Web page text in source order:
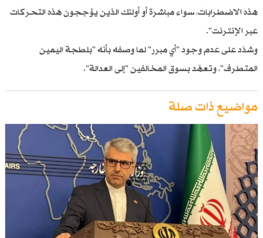
هذه الاضطرابات، سواء مباشرة أو أولئك الذين يؤججون هذه التحركات
عبر الإنترنت".
وشدّد على عدم وجود "أي مبرر" لما وصفه بأنه "بلطجة اليمين
المتطرف"، وتعهّد بسوق المخالفين "إلى العدالة".
مواضيع ذات صلة